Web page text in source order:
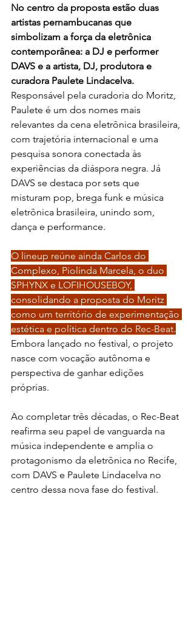
No centro da proposta estão duas
artistas pernambucanas que
simbolizam a força da eletrônica
contemporânea: a DJ e performer
DAVS e a artista, DJ, produtora e
curadora Paulete Lindacelva.
Responsável pela curadoria do Moritz,
Paulete é um dos nomes mais
relevantes da cena eletrônica brasileira,
com trajetória internacional e uma
pesquisa sonora conectada às
experiências da diáspora negra. Já
DAVS se destaca por sets que
misturam pop, brega funk e música
eletrônica brasileira, unindo som,
dança e performance.
O lineup reúne ainda Carlos do
Complexo, Piolinda Marcela, o duo
SPHYNX e LOFIHOUSEBOY,
consolidando a proposta do Moritz
como um território de experimentação
estética e política dentro do Rec-Beat.
Embora lançado no festival, o projeto
nasce com vocação autônoma e
perspectiva de ganhar edições
próprias.
Ao completar três décadas, o Rec-Beat
reafirma seu papel de vanguarda na
música independente e amplia o
protagonismo da eletrônica no Recife,
com DAVS e Paulete Lindacelva no
centro dessa nova fase do festival.